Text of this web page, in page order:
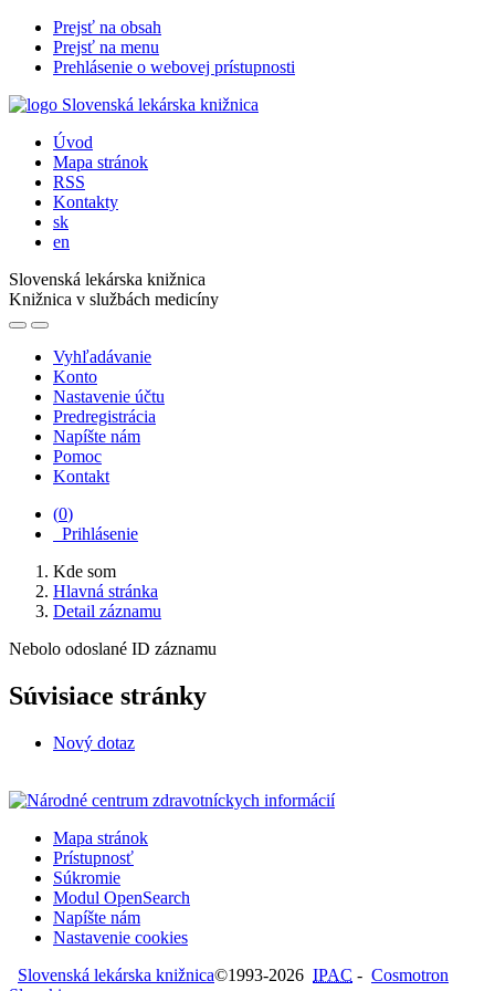
Prejsť na obsah
Prejsť na menu
Prehlásenie o webovej prístupnosti
Úvod
Mapa stránok
RSS
Kontakty
sk
en
Slovenská lekárska knižnica
Knižnica v službách medicíny
Vyhľadávanie
Konto
Nastavenie účtu
Predregistrácia
Napíšte nám
Pomoc
Kontakt
(0)
Prihlásenie
Kde som
Hlavná stránka
Detail záznamu
Nebolo odoslané ID záznamu
Súvisiace stránky
Nový dotaz
Mapa stránok
Prístupnosť
Súkromie
Modul OpenSearch
Napíšte nám
Nastavenie cookies
Slovenská lekárska knižnica©1993-2026 IPAC - Cosmotron